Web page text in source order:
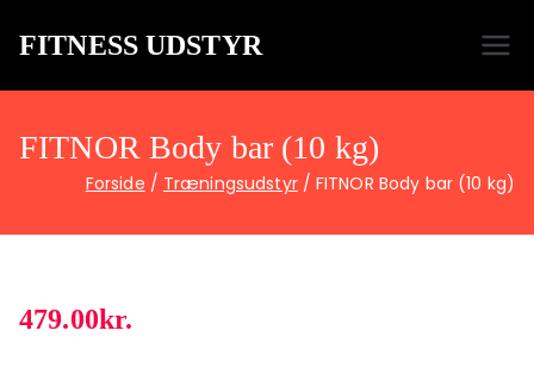
FITNESS UDSTYR
FITNOR Body bar (10 kg)
Forside Træningsudstyr FITNOR Body bar (10 kg)
479.00kr.